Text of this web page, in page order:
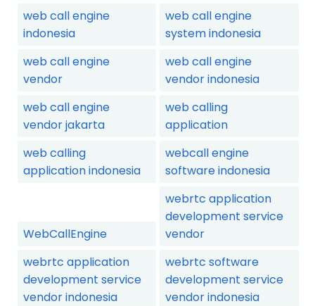
web call engine
indonesia
web call engine
system indonesia
web call engine
vendor
web call engine
vendor indonesia
web call engine
vendor jakarta
web calling
application
web calling
application indonesia
webcall engine
software indonesia
WebCallEngine
webrtc application
development service
vendor
webrtc application
development service
vendor indonesia
webrtc software
development service
vendor indonesia